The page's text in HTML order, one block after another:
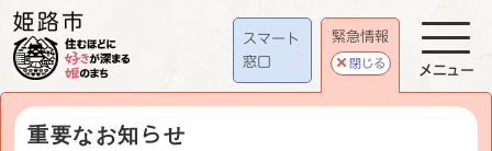
スマート
窓口
緊急情報
閉じる
重要なお知らせ
メニュー